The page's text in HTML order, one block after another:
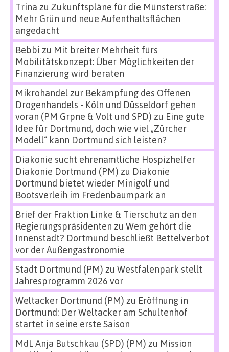
Trina zu Zukunftspläne für die Münsterstraße:
Mehr Grün und neue Aufenthaltsflächen
angedacht
Bebbi zu Mit breiter Mehrheit fürs
Mobilitätskonzept: Über Möglichkeiten der
Finanzierung wird beraten
Mikrohandel zur Bekämpfung des Offenen
Drogenhandels - Köln und Düsseldorf gehen
voran (PM Grpne & Volt und SPD) zu Eine gute
Idee für Dortmund, doch wie viel „Zürcher
Modell“ kann Dortmund sich leisten?
Diakonie sucht ehrenamtliche Hospizhelfer
Diakonie Dortmund (PM) zu Diakonie
Dortmund bietet wieder Minigolf und
Bootsverleih im Fredenbaumpark an
Brief der Fraktion Linke & Tierschutz an den
Regierungspräsidenten zu Wem gehört die
Innenstadt? Dortmund beschließt Bettelverbot
vor der Außengastronomie
Stadt Dortmund (PM) zu Westfalenpark stellt
Jahresprogramm 2026 vor
Weltacker Dortmund (PM) zu Eröffnung in
Dortmund: Der Weltacker am Schultenhof
startet in seine erste Saison
MdL Anja Butschkau (SPD) (PM) zu Mission